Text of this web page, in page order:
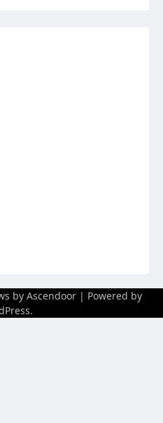
by Ascendoor | Powered by
.